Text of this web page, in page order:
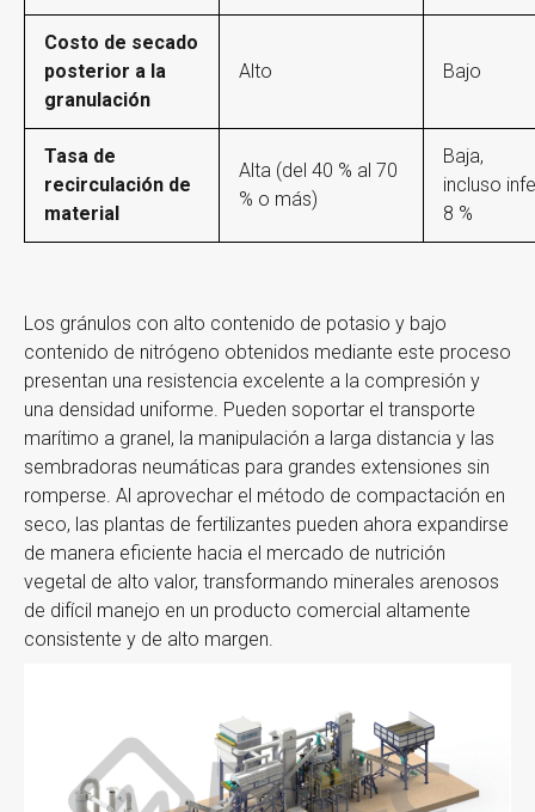
Costo de secado
posterior a la
granulación
Alto Bajo
Tasa de
recirculación de
material
Alta (del 40 % al 70
% o más)
Baja,
incluso
8 %
Los gránulos con alto contenido de potasio y bajo
contenido de nitrógeno obtenidos mediante este proceso
presentan una resistencia excelente a la compresión y
una densidad uniforme. Pueden soportar el transporte
marítimo a granel, la manipulación a larga distancia y las
sembradoras neumáticas para grandes extensiones sin
romperse. Al aprovechar el método de compactación en
seco, las plantas de fertilizantes pueden ahora expandirse
de manera eficiente hacia el mercado de nutrición
vegetal de alto valor, transformando minerales arenosos
de difícil manejo en un producto comercial altamente
consistente y de alto margen.